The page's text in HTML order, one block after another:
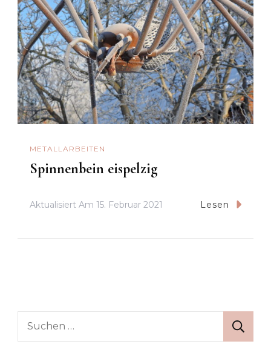
METALLARBEITEN
Spinnenbein eispelzig
Aktualisiert Am 15. Februar 2021 Lesen
Suchen